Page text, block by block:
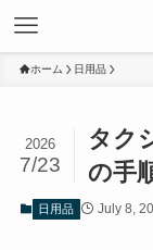
ホーム 日用品
タク
の手
2026
7/23
日用品 July 8,